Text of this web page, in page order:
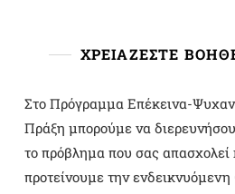
ΧΡΕΙΑΖΕΣΤΕ
Στο Πρόγραμμα Επέκεινα-
Πράξη μπορούμε να
το πρόβλημα που σας απασχολεί
προτείνουμε την ενδεικνυόμενη